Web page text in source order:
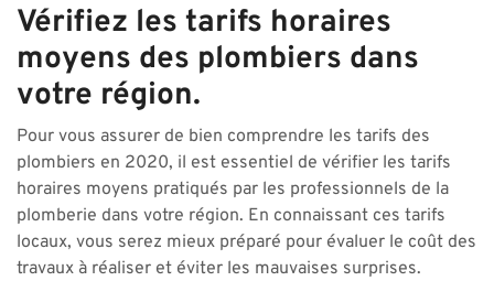
Vérifiez les tarifs horaires
moyens des plombiers dans
votre région.
Pour vous assurer de bien comprendre les tarifs des
plombiers en 2020, il est essentiel de vérifier les tarifs
horaires moyens pratiqués par les professionnels de la
plomberie dans votre région. En connaissant ces tarifs
locaux, vous serez mieux préparé pour évaluer le coût des
travaux à réaliser et éviter les mauvaises surprises.